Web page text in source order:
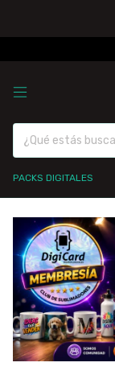
PACKS DIGITALES